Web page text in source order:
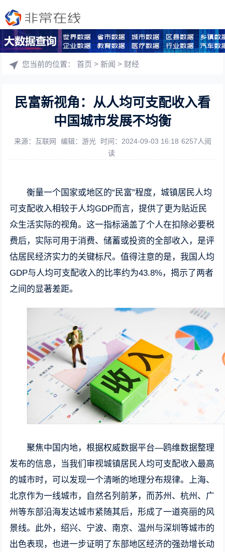
您当前的位置：首页 >新闻 > 财经
民富新视角：从人均可支配收入看
中国城市发展不均衡
来源：互联网 编辑：游光 时间：2024-09-03 16:18 6257人阅
读
衡量一个国家或地区的“民富”程度，城镇居民人均
可支配收入相较于人均GDP而言，提供了更为贴近民
众生活实际的视角。这一指标涵盖了个人在扣除必要税
费后，实际可用于消费、储蓄或投资的全部收入，是评
估居民经济实力的关键标尺。值得注意的是，我国人均
GDP与人均可支配收入的比率约为43.8%，揭示了两者
之间的显著差距。
聚焦中国内地，根据权威数据平台—鸥维数据整理
发布的信息，当我们审视城镇居民人均可支配收入最高
的城市时，可以发现一个清晰的地理分布规律。上海、
北京作为一线城市，自然名列前茅，而苏州、杭州、广
州等东部沿海发达城市紧随其后，形成了一道亮丽的风
景线。此外，绍兴、宁波、南京、温州与深圳等城市的
出色表现，也进一步证明了东部地区经济的强劲增长动